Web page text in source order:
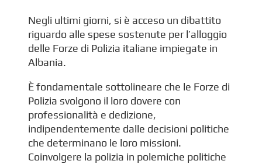
Negli ultimi giorni, si è acceso un dibattito
riguardo alle spese sostenute per l’alloggio
delle Forze di Polizia italiane impiegate in
Albania.
È fondamentale sottolineare che le Forze di
Polizia svolgono il loro dovere con
professionalità e dedizione,
indipendentemente dalle decisioni politiche
che determinano le loro missioni.
Coinvolgere la polizia in polemiche politiche